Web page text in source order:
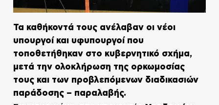
Τα καθήκοντά τους ανέλαβαν οι νέοι
υπουργοί και υφυπουργοί που
τοποθετήθηκαν στο κυβερνητικό σχήμα,
μετά την ολοκλήρωση της ορκωμοσίας
τους και των προβλεπόμενων διαδικασιών
παράδοσης – παραλαβής.